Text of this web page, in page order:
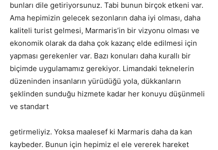
bunları dile getiriyorsunuz. Tabi bunun birçok etkeni var.
Ama hepimizin gelecek sezonların daha iyi olması, daha
kaliteli turist gelmesi, Marmaris’in bir vizyonu olması ve
ekonomik olarak da daha çok kazanç elde edilmesi için
yapması gerekenler var. Bazı konuları daha kurallı bir
biçimde uygulamamız gerekiyor. Limandaki teknelerin
düzeninden insanların yürüdüğü yola, dükkanların
şeklinden sunduğu hizmete kadar her konuyu düşünmeli
ve standart
getirmeliyiz. Yoksa maalesef ki Marmaris daha da kan
kaybeder. Bunun için hepimiz el ele vererek hareket